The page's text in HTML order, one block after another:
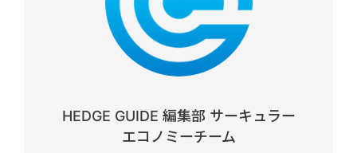
HEDGE GUIDE 編集部 サーキュラー
エコノミーチーム